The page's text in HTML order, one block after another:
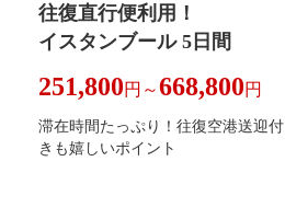
往復直行便利用！
イスタンブール 5日間
251,800円～668,800円
滞在時間たっぷり！往復空港送迎付
きも嬉しいポイント